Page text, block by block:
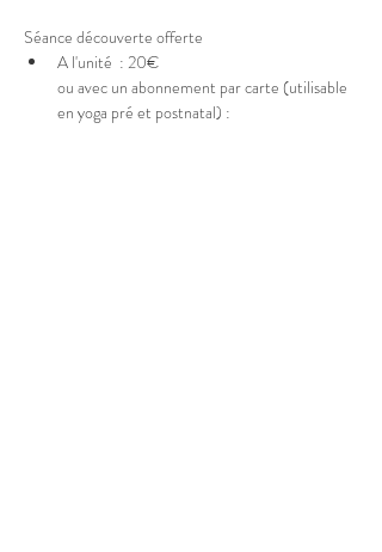
Séance découverte offerte
A l'unité  : 20€
ou avec un abonnement par carte (utilisable
en yoga pré et postnatal) :